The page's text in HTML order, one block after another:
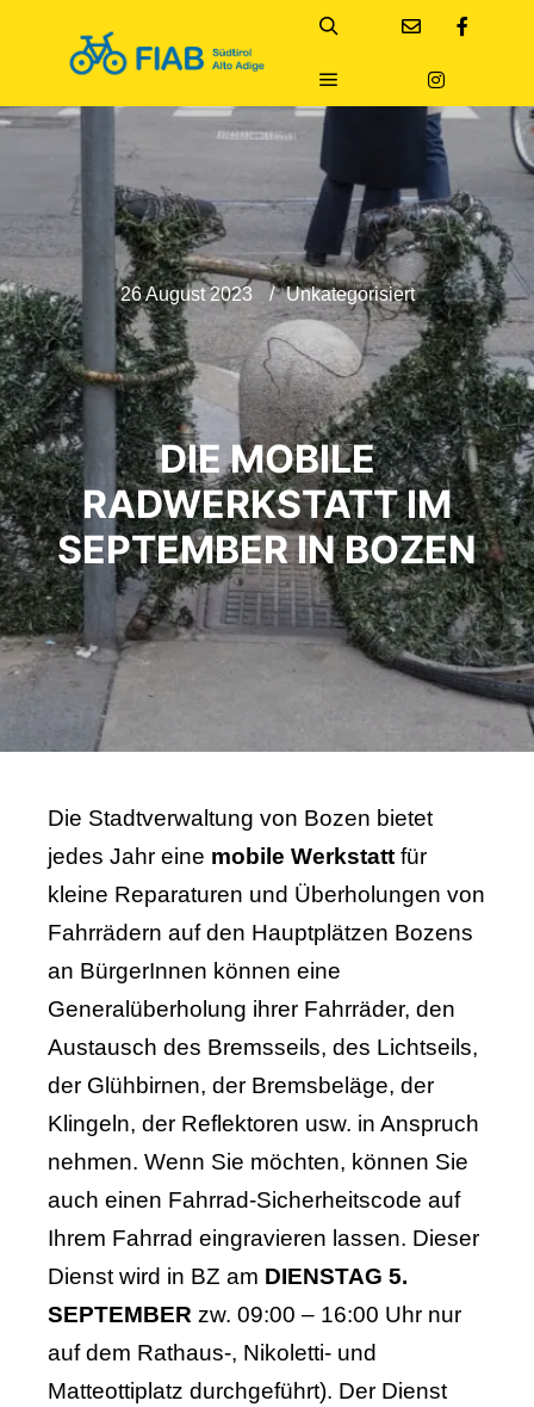
Hauptmenü
26 August 2023 Unkategorisiert
DIE MOBILE
RADWERKSTATT IM
SEPTEMBER IN BOZEN
Die Stadtverwaltung von Bozen bietet
jedes Jahr eine mobile Werkstatt für
kleine Reparaturen und Überholungen von
Fahrrädern auf den Hauptplätzen Bozens
an BürgerInnen können eine
Generalüberholung ihrer Fahrräder, den
Austausch des Bremsseils, des Lichtseils,
der Glühbirnen, der Bremsbeläge, der
Klingeln, der Reflektoren usw. in Anspruch
nehmen. Wenn Sie möchten, können Sie
auch einen Fahrrad-Sicherheitscode auf
Ihrem Fahrrad eingravieren lassen. Dieser
Dienst wird in BZ am DIENSTAG 5.
SEPTEMBER zw. 09:00 – 16:00 Uhr nur
auf dem Rathaus-, Nikoletti- und
Matteottiplatz durchgeführt). Der Dienst